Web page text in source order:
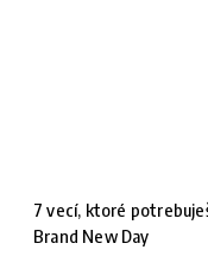
7 vecí, ktoré
Brand New Day